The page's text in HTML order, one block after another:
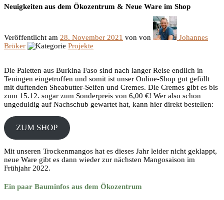
Neuigkeiten aus dem Ökozentrum & Neue Ware im Shop
Veröffentlicht am 28. November 2021 von von
Johannes
Bröker
Projekte
Die Paletten aus Burkina Faso sind nach langer Reise endlich in
Teningen eingetroffen und somit ist unser Online-Shop gut gefüllt
mit duftenden Sheabutter-Seifen und Cremes. Die Cremes gibt es bis
zum 15.12. sogar zum Sonderpreis von 6,00 €! Wer also schon
ungeduldig auf Nachschub gewartet hat, kann hier direkt bestellen:
ZUM SHOP
Mit unseren Trockenmangos hat es dieses Jahr leider nicht geklappt,
neue Ware gibt es dann wieder zur nächsten Mangosaison im
Frühjahr 2022.
Ein paar Bauminfos aus dem Ökozentrum